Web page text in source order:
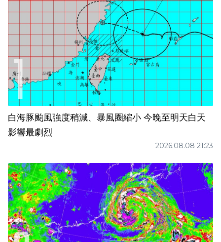
白海豚颱風強度稍減、暴風圈縮小 今晚至明天白天
影響最劇烈
2026.08.08 21:23